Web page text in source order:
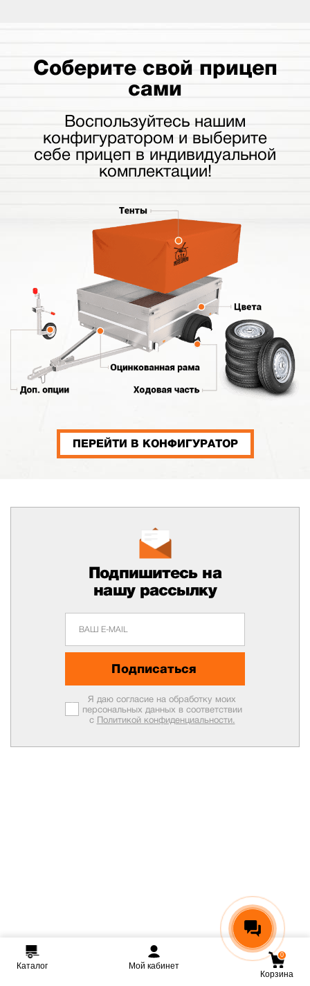
Соберите свой прицеп
сами
Воспользуйтесь нашим
конфигуратором и выберите
себе прицеп в индивидуальной
комплектации!
ПЕРЕЙТИ В КОНФИГУРАТОР
Подпишитесь на
нашу рассылку
Подписаться
Я даю согласие на обработку моих
персональных данных в соответствии
с Политикой конфиденциальности.
Каталог Мой кабинет
0
Корзина